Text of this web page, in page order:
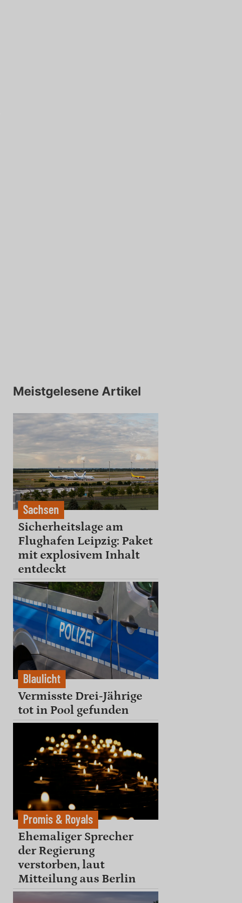
Meistgelesene Artikel
Sachsen
Sicherheitslage am
Flughafen Leipzig: Paket
mit explosivem Inhalt
entdeckt
Blaulicht
Vermisste Drei-Jährige
tot in Pool gefunden
Promis & Royals
Ehemaliger Sprecher
der Regierung
verstorben, laut
Mitteilung aus Berlin